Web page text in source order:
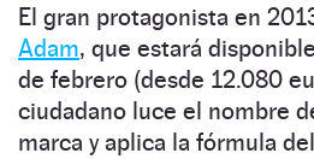
El gran protagonista en
Adam, que estará
de febrero (desde 12.080
ciudadano luce el nombre
marca y aplica la fórmula